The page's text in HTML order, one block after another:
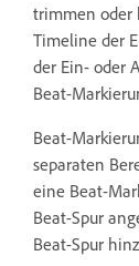
trimmen oder
Timeline der
der Ein- oder
Beat-
Beat-
separaten
eine Beat-
Beat-Spur
Beat-Spur